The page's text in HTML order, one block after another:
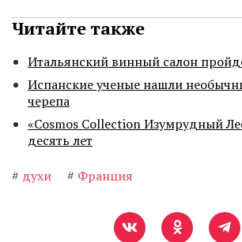
Читайте также
Итальянский винный салон
Испанские ученые нашли
черепа
«Cosmos Collection Изумрудный
десять лет
# духи # Франция